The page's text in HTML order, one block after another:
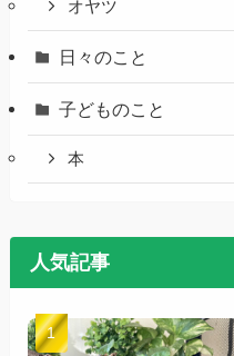
オヤツ
日々のこと
子どものこと
本
人気記事